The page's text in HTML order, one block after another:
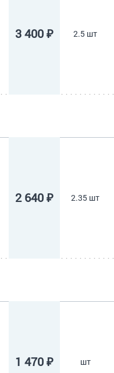
3 400 ₽ 2.5 шт
2 640 ₽ 2.35 шт
1 470 ₽ шт